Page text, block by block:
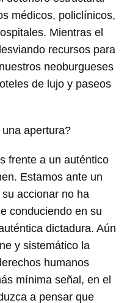
médicos, policlínicos,
Mientras el
recursos para
neoburgueses
de lujo y paseos
apertura?
frente a un auténtico
Estamos ante un
accionar no ha
conduciendo en su
dictadura. Aún
y sistemático la
humanos
mínima señal, en el
a pensar que